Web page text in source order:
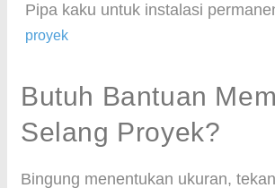
Pipa kaku untuk instalasi
proyek
Butuh Bantuan
Selang Proyek?
Bingung menentukan ukuran,